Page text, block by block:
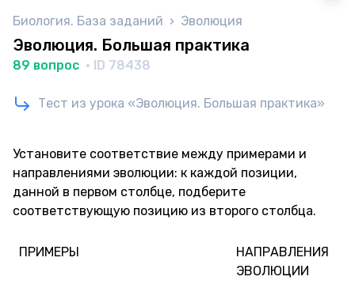
Биология. База заданий › Эволюция
Эволюция. Большая практика
89 вопрос · ID 78438
Тест из урока «Эволюция. Большая практика»
Установите соответствие между примерами и
направлениями эволюции: к каждой позиции,
данной в первом столбце, подберите
соответствующую позицию из второго столбца.
ПРИМЕРЫ
НАПРАВЛЕНИЯ
ЭВОЛЮЦИИ